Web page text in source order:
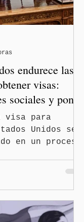
políticas de
llegan por
que México
con el mu
endurece las
visas:
sociales y pone
de
visa para
Unidos se
en un proceso
la revisión
digital de
mientras